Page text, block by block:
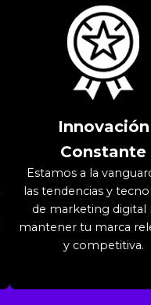
Innovación
Constante
Estamos a la
las tendencias y
de marketing digital
mantener tu marca
y competitiva.